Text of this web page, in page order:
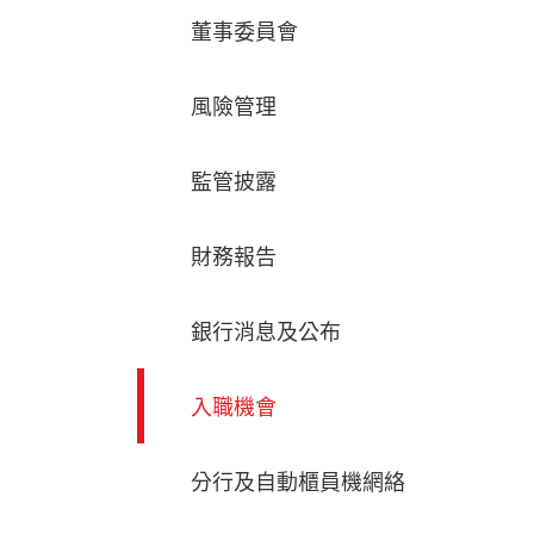
董事委員會
風險管理
監管披露
財務報告
銀行消息及公布
入職機會
分行及自動櫃員機網絡